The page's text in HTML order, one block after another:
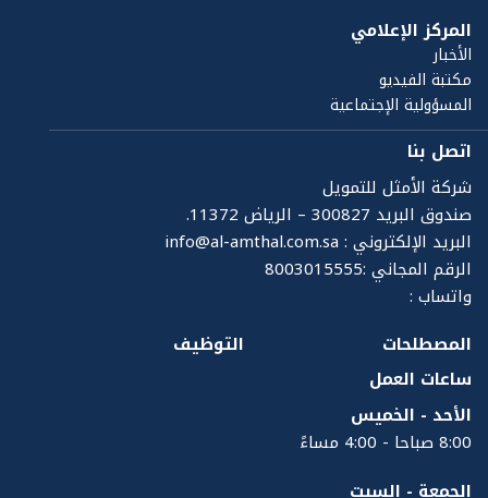
المركز الإعلامي
الأخبار
مكتبة الفيديو
المسؤولية الإجتماعية
اتصل بنا
شركة الأمثل للتمويل
صندوق البريد 300827 – الرياض 11372.
البريد الإلكتروني : info@al-amthal.com.sa
الرقم المجاني :8003015555
واتساب :
التوظيف
المصطلحات
ساعات العمل
الأحد - الخميس
8:00 صباحا -
4:00 مساءً
الجمعة - السبت